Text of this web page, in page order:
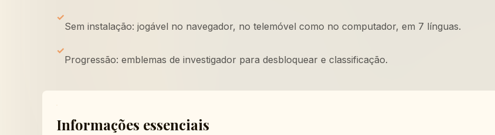
✓
Sem instalação: jogável no navegador, no telemóvel como no computador, em 7 línguas.
✓
Progressão: emblemas de investigador para desbloquear e classificação.
Informações essenciais